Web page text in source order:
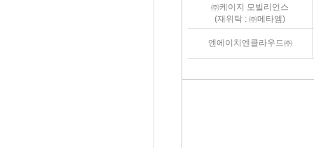
㈜케이지 모빌리언스
(재위탁 : ㈜메타엠)
엔에이치엔클라우드㈜